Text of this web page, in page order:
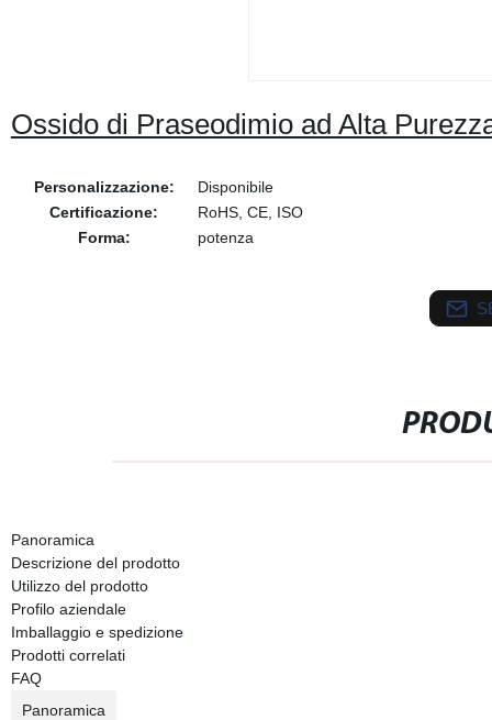
Ossido di Praseodimio ad Alta
Personalizzazione:
Disponibile
Certificazione:
RoHS, CE, ISO
Forma:
potenza
Panoramica
Descrizione del prodotto
Utilizzo del prodotto
Profilo aziendale
Imballaggio e spedizione
Prodotti correlati
FAQ
Panoramica